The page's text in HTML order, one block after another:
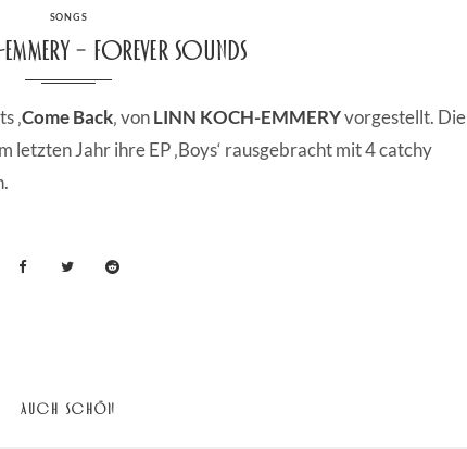
CATEGORIES
SONGS
– Forever Sounds
‚Come Back‚ vonLINN KOCH-EMMERYvorgestellt. Die
letzten Jahr ihre EP ‚Boys‘ rausgebracht mit 4 catchy
AUCH SCHÖN